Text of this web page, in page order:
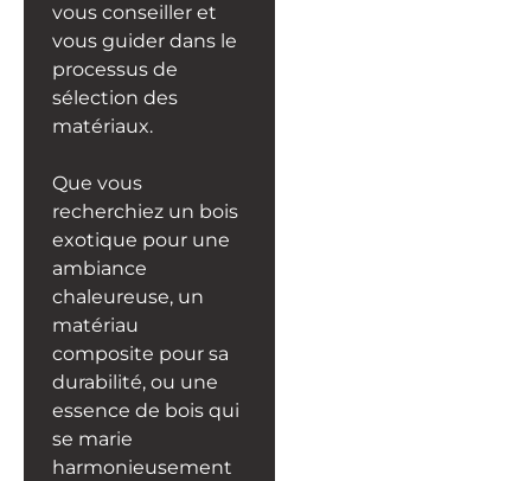
vous conseiller et
vous guider dans le
processus de
sélection des
matériaux.
Que vous
recherchiez un bois
exotique pour une
ambiance
chaleureuse, un
matériau
composite pour sa
durabilité, ou une
essence de bois qui
se marie
harmonieusement